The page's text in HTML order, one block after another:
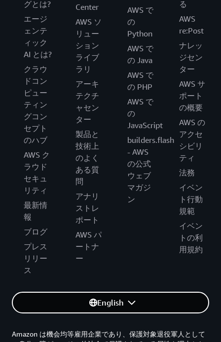
グとは?
エージ
ェンテ
ィック
AI とは?
クラウ
ドコン
ピュー
ティン
グコン
セプト
のハブ
AWS ク
ラウド
セキュ
リティ
最新情
報
ブログ
プレス
リリー
ス
Center
AWS ソ
リュー
ション
ライブ
ラリ
アーキ
テクチ
ャセン
ター
製品と
技術上
のよく
ある質
問
アナリ
ストレ
ポート
AWS パ
ートナ
ー
AWS で
の
Python
AWS で
の Java
AWS で
の PHP
AWS で
の
JavaScript
builders.flash
- AWS
の公式
ウェブ
マガジ
ン
る
AWS
re:Post
ナレッ
ジセン
ター
AWS サ
ポート
の概要
AWS の
アクセ
シビリ
ティ
法務
イベン
ト行動
規範
イベン
トの利
用規約
English
Amazon は機会均等雇用企業であり、保護対象退役軍人として